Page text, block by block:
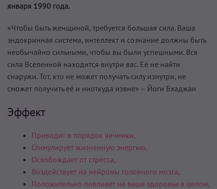
января 1990 года.
«Чтобы быть женщиной, требуется большая сила. Ваша
эндокринная система, интеллект и сознание должны быть
необычайно сильными, чтобы вы были успешными. Вся
сила Вселенной находится внутри вас. Её не найти
снаружи. Тот, кто не может получать силу изнутри, не
сможет получить её и ниоткуда извне» – Йоги Бхаджан
Эффект
Приводит в порядок яичники,
Стимулирует жизненную энергию,
Освобождает от стресса,
Воздействует на нейроны головного мозга,
Положительно повлияет на ваше здоровье в целом,